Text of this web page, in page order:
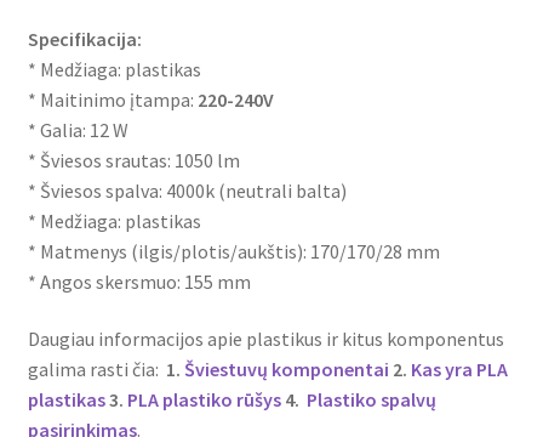
Specifikacija:
* Medžiaga: plastikas
* Maitinimo įtampa: 220-240V
* Galia: 12 W
* Šviesos srautas: 1050 lm
* Šviesos spalva: 4000k (neutrali balta)
* Medžiaga: plastikas
* Matmenys (ilgis/plotis/aukštis): 170/170/28 mm
* Angos skersmuo: 155 mm
Daugiau informacijos apie plastikus ir kitus komponentus
galima rasti čia: 1. Šviestuvų komponentai 2. Kas yra PLA
plastikas3. PLA plastiko rūšys4. Plastiko spalvų
pasirinkimas.